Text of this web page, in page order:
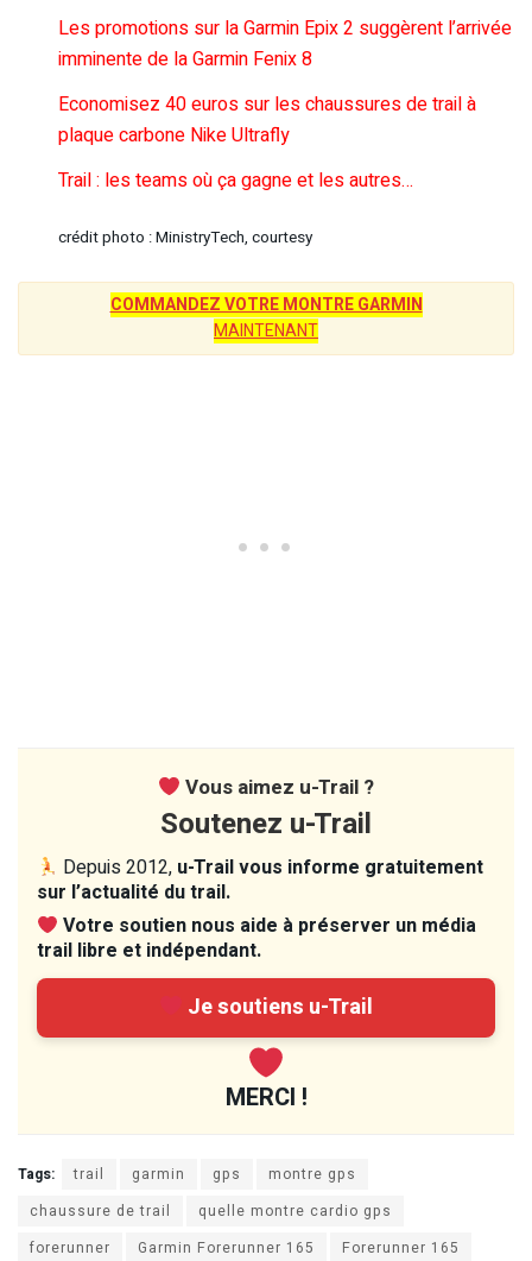
Les promotions sur la Garmin Epix 2 suggèrent l’arrivée
imminente de la Garmin Fenix 8
Economisez 40 euros sur les chaussures de trail à
plaque carbone Nike Ultrafly
Trail : les teams où ça gagne et les autres…
crédit photo : MinistryTech, courtesy
COMMANDEZ VOTRE MONTRE GARMIN
MAINTENANT
Vous aimez u-Trail ?
Soutenez u-Trail
Depuis 2012, u-Trail vous informe gratuitement
sur l’actualité du trail.
Votre soutien nous aide à préserver un média
trail libre et indépendant.
Je soutiens u-Trail
MERCI !
Tags: trail garmin gps
montre gps
chaussure de trail
quelle montre cardio gps
forerunner
Garmin Forerunner 165
Forerunner 165